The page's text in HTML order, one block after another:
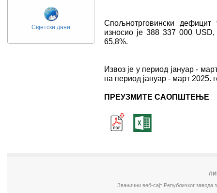
Свјетски дани
Спољнотрговински
износио је 388 337 000 USD,
65,8%.
Извоз је у период јануар -
на период јануар - март 2025.
ПРЕУЗМИТЕ САОПШТЕЊЕ
Званични веб-сајт Републичког